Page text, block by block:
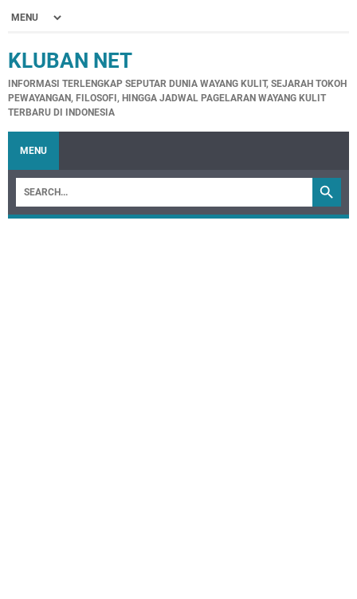
KLUBAN NET
INFORMASI TERLENGKAP SEPUTAR DUNIA WAYANG KULIT, SEJARAH TOKOH
PEWAYANGAN, FILOSOFI, HINGGA JADWAL PAGELARAN WAYANG KULIT
TERBARU DI INDONESIA
MENU